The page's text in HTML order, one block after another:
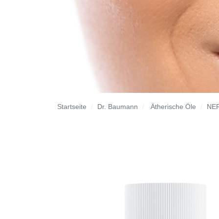
Startseite Dr. Baumann Ätherische Öle